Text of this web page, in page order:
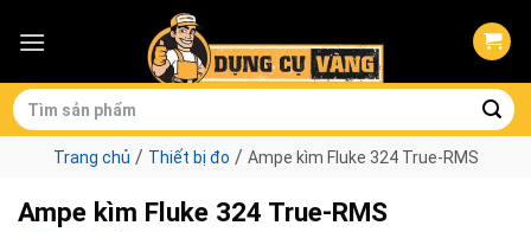
Tìm
kiếm:
Trang chủ / Thiết bị đo / Ampe kìm Fluke 324 True-RMS
Ampe kìm Fluke 324 True-RMS